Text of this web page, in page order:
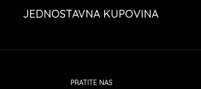
JEDNOSTAVNA KUPOVINA
PRATITE NAS